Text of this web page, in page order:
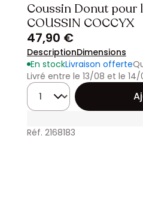
Coussin Donut pour
COUSSIN COCCYX
47,90 €
DescriptionDimensions
En stockLivraison offerte
Livré entre le 13/08 et le 14/
Quantité
Réf. 2168183